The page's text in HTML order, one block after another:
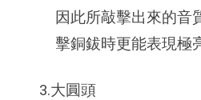
因此所敲擊出來的音
擊銅鈸時更能表現極
3.大圓頭